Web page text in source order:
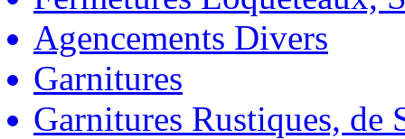
Agencements Divers
Garnitures
Garnitures Rustiques, de